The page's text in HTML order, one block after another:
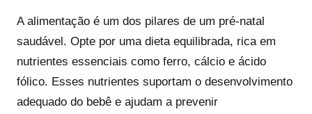
A alimentação é um dos pilares de um pré-natal
saudável. Opte por uma dieta equilibrada, rica em
nutrientes essenciais como ferro, cálcio e ácido
fólico. Esses nutrientes suportam o desenvolvimento
adequado do bebê e ajudam a prevenir